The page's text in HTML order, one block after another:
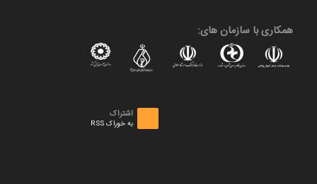
همکاری با سازمان های:
اشتراک
به خوراک RSS